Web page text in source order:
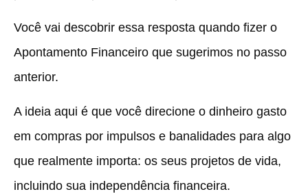
Você vai descobrir essa resposta quando fizer o
Apontamento Financeiro que sugerimos no passo
anterior.
A ideia aqui é que você direcione o dinheiro gasto
em compras por impulsos e banalidades para algo
que realmente importa: os seus projetos de vida,
incluindo sua independência financeira.